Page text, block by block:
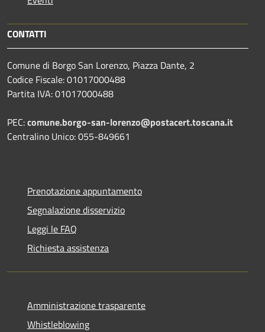
CONTATTI
Comune di Borgo San Lorenzo, Piazza Dante, 2
Codice Fiscale: 01017000488
Partita IVA: 01017000488
PEC:comune.borgo-san-lorenzo@postacert.toscana.it
Centralino Unico: 055-849661
Prenotazione appuntamento
Segnalazione disservizio
Leggi le FAQ
Richiesta assistenza
Amministrazione trasparente
Whistleblowing